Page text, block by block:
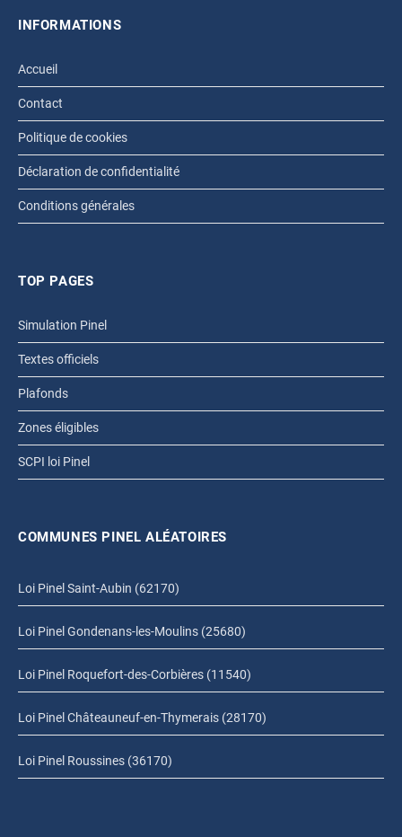
INFORMATIONS
Accueil
Contact
Politique de cookies
Déclaration de confidentialité
Conditions générales
TOP PAGES
Simulation Pinel
Textes officiels
Plafonds
Zones éligibles
SCPI loi Pinel
COMMUNES PINEL ALÉATOIRES
Loi Pinel Saint-Aubin (62170)
Loi Pinel Gondenans-les-Moulins (25680)
Loi Pinel Roquefort-des-Corbières (11540)
Loi Pinel Châteauneuf-en-Thymerais (28170)
Loi Pinel Roussines (36170)